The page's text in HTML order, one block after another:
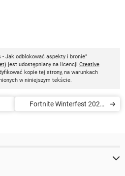
- Jak odblokować aspekty i bronie"
) jest udostępniany na licencji Creative
kopie tej strony, na warunkach
w niniejszym tekście.
Fortnite Winterfest 2022: